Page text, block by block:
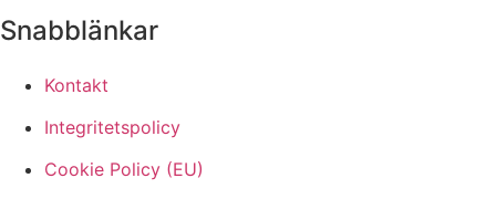
Snabblänkar
Kontakt
Integritetspolicy
Cookie Policy (EU)